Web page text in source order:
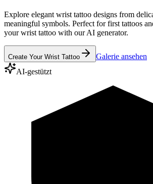
Explore elegant wrist tattoo designs from
meaningful symbols. Perfect for first tattoos
your wrist tattoo with our AI generator.
Create Your Wrist Tattoo
Galerie ansehen
AI-gestützt